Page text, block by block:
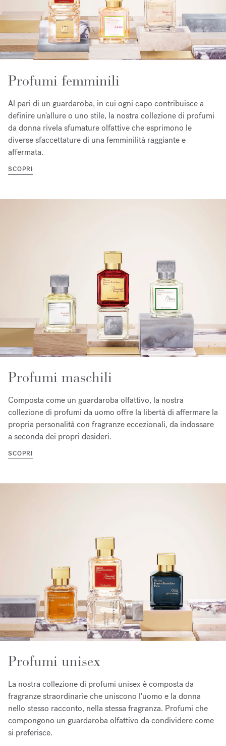
Profumi femminili
Al pari di un guardaroba, in cui ogni capo contribuisce a
definire un'allure o uno stile, la nostra collezione di profumi
da donna rivela sfumature olfattive che esprimono le
diverse sfaccettature di una femminilità raggiante e
affermata.
SCOPRI
Profumi maschili
Composta come un guardaroba olfattivo, la nostra
collezione di profumi da uomo offre la libertà di affermare la
propria personalità con fragranze eccezionali, da indossare
a seconda dei propri desideri.
SCOPRI
Profumi unisex
La nostra collezione di profumi unisex è composta da
fragranze straordinarie che uniscono l'uomo e la donna
nello stesso racconto, nella stessa fragranza. Profumi che
compongono un guardaroba olfattivo da condividere come
si preferisce.